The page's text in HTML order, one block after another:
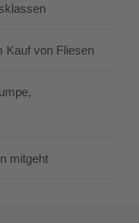
Kauf von Fliesen
mitgeht